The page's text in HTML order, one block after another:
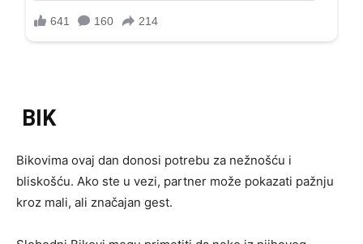
BIK
Bikovima ovaj dan donosi potrebu za nežnošću i
bliskošću. Ako ste u vezi, partner može pokazati pažnju
kroz mali, ali značajan gest.